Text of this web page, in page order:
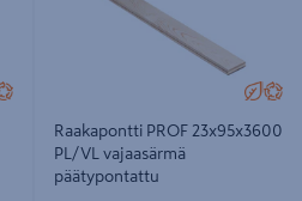
Raakapontti PROF 23x95x3600
PL/VL vajaasärmä
päätypontattu